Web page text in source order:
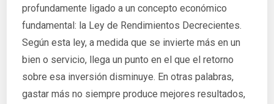
profundamente ligado a un concepto económico
fundamental: la Ley de Rendimientos Decrecientes.
Según esta ley, a medida que se invierte más en un
bien o servicio, llega un punto en el que el retorno
sobre esa inversión disminuye. En otras palabras,
gastar más no siempre produce mejores resultados,